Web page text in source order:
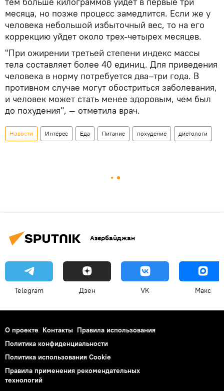
месяца, но позже процесс замедлится. Если же у
человека небольшой избыточный вес, то на его
коррекцию уйдет около трех-четырех месяцев.
"При ожирении третьей степени индекс массы
тела составляет более 40 единиц. Для приведения
человека в норму потребуется два–три года. В
противном случае могут обостриться заболевания,
и человек может стать менее здоровым, чем был
до похудения", — отметила врач.
Новости Интерес Еда Питание похудение диетологи
Азербайджан
Telegram Дзен VK Макс
О проекте Контакты Правила использования
Политика конфиденциальности
Политика использования Cookie
Правила применения рекомендательных
технологий